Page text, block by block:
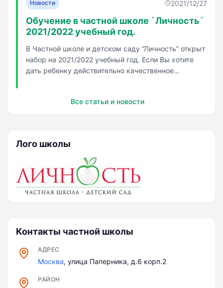
Новости 2021/12/27
Обучение в частной школе `Личность`
2021/2022 учебный год.
В Частной школе и детском саду “Личность” открыт
набор на 2021/2022 учебный год. Если Вы хотите
дать ребенку действительно качественное
окончания школы, то мы Вас ждем в нашем
Все статьи и новости
Лого школы
Контакты частной школы
АДРЕС
Москва, улица Паперника, д.6 корп.2
РАЙОН